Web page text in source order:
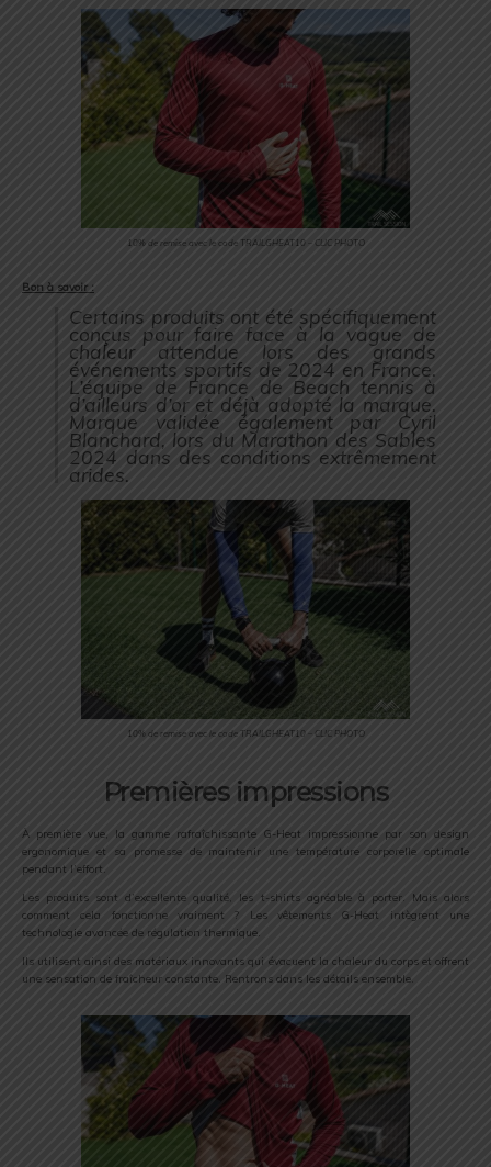
10% de remise avec le code TRAILGHEAT10 – CLIC PHOTO
Bon à savoir :
Certains produits ont été spécifiquement
conçus pour faire face à la vague de
chaleur attendue lors des grands
événements sportifs de 2024 en France.
L’équipe de France de Beach tennis à
d’ailleurs d’or et déjà adopté la marque.
Marque validée également par Cyril
Blanchard, lors du Marathon des Sables
2024 dans des conditions extrêmement
arides.
10% de remise avec le code TRAILGHEAT10 – CLIC PHOTO
Premières impressions
À première vue, la gamme rafraîchissante G-Heat impressionne par son design
ergonomique et sa promesse de maintenir une température corporelle optimale
pendant l’effort.
Les produits sont d’excellente qualité, les t-shirts agréable à porter. Mais alors
comment cela fonctionne vraiment ? Les vêtements G-Heat intègrent une
technologie avancée de régulation thermique.
Ils utilisent ainsi des matériaux innovants qui évacuent la chaleur du corps et offrent
une sensation de fraîcheur constante. Rentrons dans les détails ensemble.